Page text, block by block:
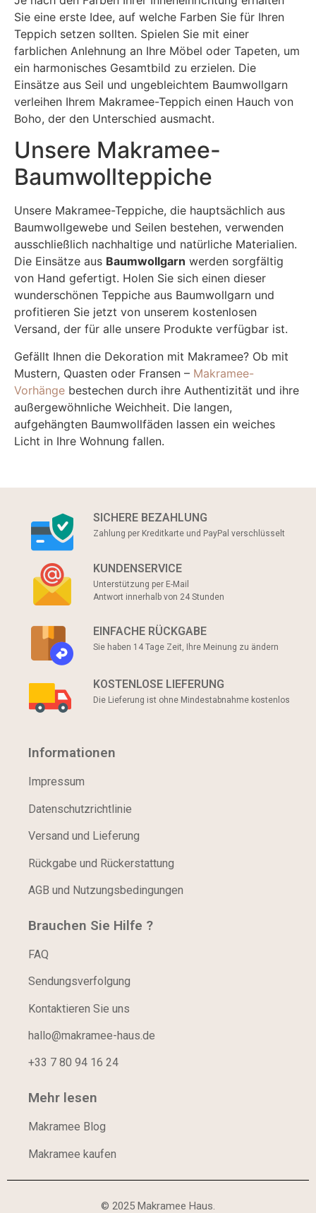
Sie eine erste Idee, auf welche Farben Sie für Ihren
Teppich setzen sollten. Spielen Sie mit einer
farblichen Anlehnung an Ihre Möbel oder Tapeten, um
ein harmonisches Gesamtbild zu erzielen. Die
Einsätze aus Seil und ungebleichtem Baumwollgarn
verleihen Ihrem Makramee-Teppich einen Hauch von
Boho, der den Unterschied ausmacht.
Unsere Makramee-
Baumwollteppiche
Unsere Makramee-Teppiche, die hauptsächlich aus
Baumwollgewebe und Seilen bestehen, verwenden
ausschließlich nachhaltige und natürliche Materialien.
Die Einsätze aus Baumwollgarn werden sorgfältig
von Hand gefertigt. Holen Sie sich einen dieser
wunderschönen Teppiche aus Baumwollgarn und
profitieren Sie jetzt von unserem kostenlosen
Versand, der für alle unsere Produkte verfügbar ist.
Gefällt Ihnen die Dekoration mit Makramee? Ob mit
Mustern, Quasten oder Fransen – Makramee-
Vorhänge bestechen durch ihre Authentizität und ihre
außergewöhnliche Weichheit. Die langen,
aufgehängten Baumwollfäden lassen ein weiches
Licht in Ihre Wohnung fallen.
SICHERE BEZAHLUNG
Zahlung per Kreditkarte und PayPal verschlüsselt
KUNDENSERVICE
Unterstützung per E-Mail
Antwort innerhalb von 24 Stunden
EINFACHE RÜCKGABE
Sie haben 14 Tage Zeit, Ihre Meinung zu ändern
KOSTENLOSE LIEFERUNG
Die Lieferung ist ohne Mindestabnahme kostenlos
Informationen
Impressum
Datenschutzrichtlinie
Versand und Lieferung
Rückgabe und Rückerstattung
AGB und Nutzungsbedingungen
Brauchen Sie Hilfe ?
FAQ
Sendungsverfolgung
Kontaktieren Sie uns
hallo@makramee-haus.de
+33 7 80 94 16 24
Mehr lesen
Makramee Blog
Makramee kaufen
© 2025 Makramee Haus.